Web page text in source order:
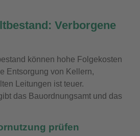
Verborgene
können hohe Folgekosten
Entsorgung von Kellern,
Leitungen ist teuer.
das Bauordnungsamt und das
prüfen